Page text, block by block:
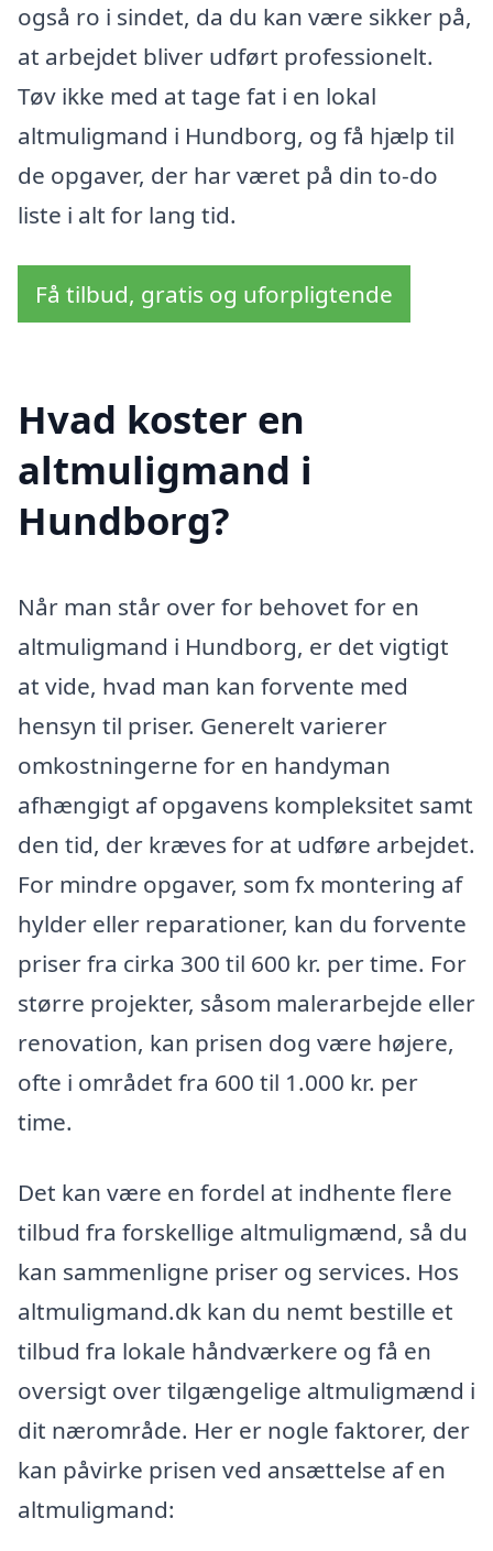
også ro i sindet, da du kan være sikker på,
at arbejdet bliver udført professionelt.
Tøv ikke med at tage fat i en lokal
altmuligmand i Hundborg, og få hjælp til
de opgaver, der har været på din to-do
liste i alt for lang tid.
Få tilbud, gratis og uforpligtende
Hvad koster en
altmuligmand i
Hundborg?
Når man står over for behovet for en
altmuligmand i Hundborg, er det vigtigt
at vide, hvad man kan forvente med
hensyn til priser. Generelt varierer
omkostningerne for en handyman
afhængigt af opgavens kompleksitet samt
den tid, der kræves for at udføre arbejdet.
For mindre opgaver, som fx montering af
hylder eller reparationer, kan du forvente
priser fra cirka 300 til 600 kr. per time. For
større projekter, såsom malerarbejde eller
renovation, kan prisen dog være højere,
ofte i området fra 600 til 1.000 kr. per
time.
Det kan være en fordel at indhente flere
tilbud fra forskellige altmuligmænd, så du
kan sammenligne priser og services. Hos
altmuligmand.dk kan du nemt bestille et
tilbud fra lokale håndværkere og få en
oversigt over tilgængelige altmuligmænd i
dit nærområde. Her er nogle faktorer, der
kan påvirke prisen ved ansættelse af en
altmuligmand: